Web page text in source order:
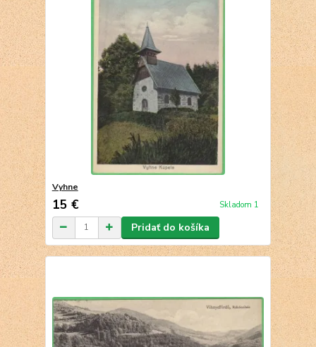
Vyhne
15 € Skladom 1
Pridať do košíka